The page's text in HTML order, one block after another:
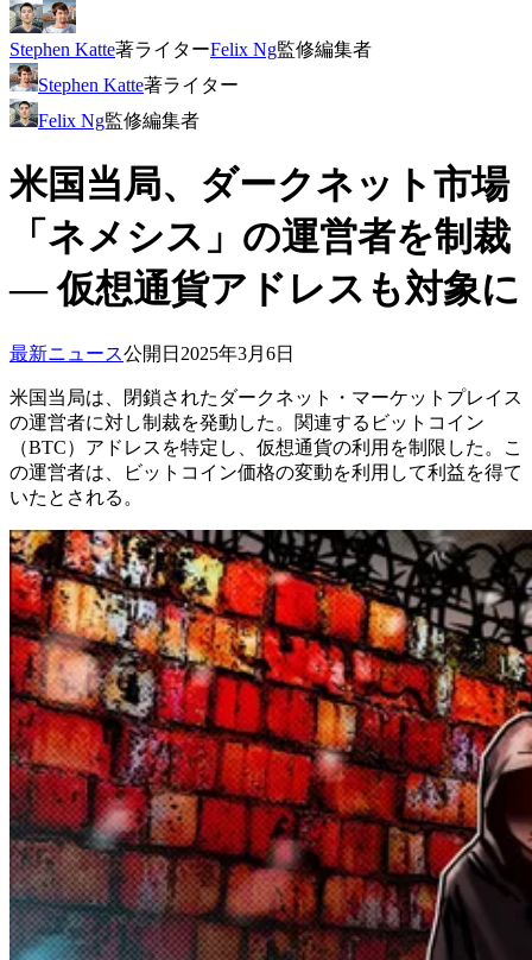
Stephen Katte著ライターFelix Ng監修編集者
Stephen Katte著ライター
Felix Ng監修編集者
米国当局、ダークネット市場
「ネメシス」の運営者を制裁
— 仮想通貨アドレスも対象に
最新ニュース公開日 2025年3月6日
米国当局は、閉鎖されたダークネット・マーケットプレイス
の運営者に対し制裁を発動した。関連するビットコイン
（BTC）アドレスを特定し、仮想通貨の利用を制限した。こ
の運営者は、ビットコイン価格の変動を利用して利益を得て
いたとされる。